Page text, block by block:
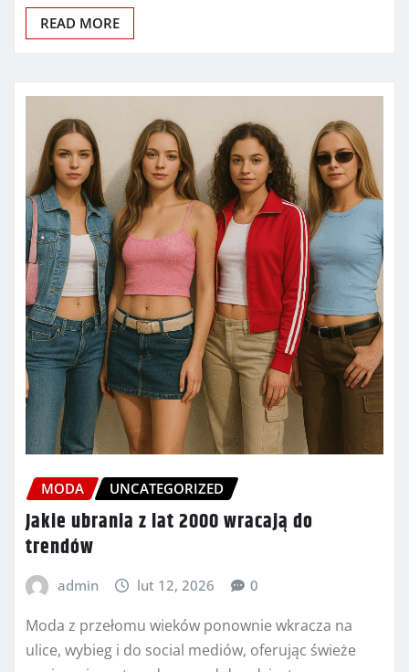
READ MORE
MODA UNCATEGORIZED
Jakie ubrania z lat 2000 wracają do
trendów
admin lut 12, 2026 0
Moda z przełomu wieków ponownie wkracza na
ulice, wybieg i do social mediów, oferując świeże